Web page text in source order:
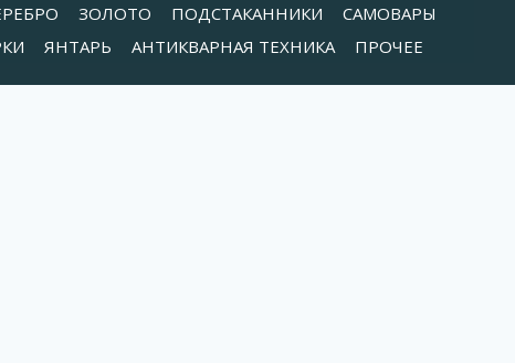
ЗОЛОТО ПОДСТАКАННИКИ
САМОВАРЫ
ЯНТАРЬ АНТИКВАРНАЯ ТЕХНИКА ПРОЧЕЕ